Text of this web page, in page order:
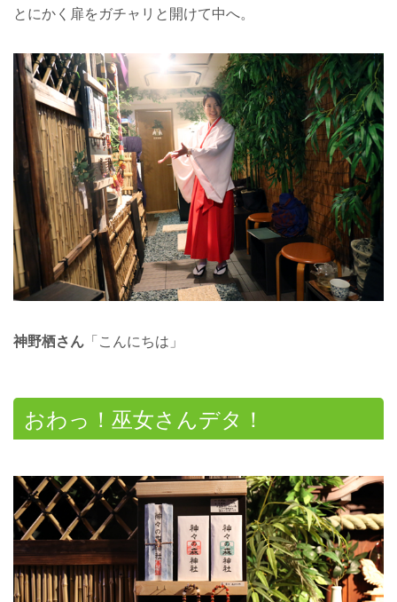
とにかく扉をガチャリと開けて中へ。
神野栖さん 「こんにちは」
おわっ！巫女さんデタ！